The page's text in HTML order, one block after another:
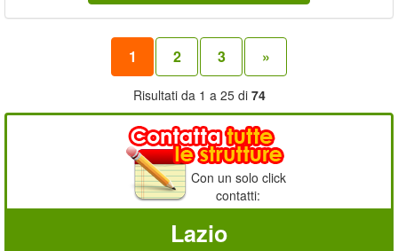
1 2 3 »
Risultati da 1 a 25 di 74
Con un solo click
contatti:
Lazio